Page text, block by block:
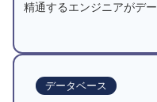
精通するエンジニアがデ
る、「SCSK マルチデ
データベース